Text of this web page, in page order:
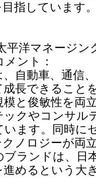
指しています
平洋マネージン
ント：
、自動車、通信
長できること
と俊敏性を両
クやコンサル
ます。同時に
ノロジーが両
ランドは、日
めるという大